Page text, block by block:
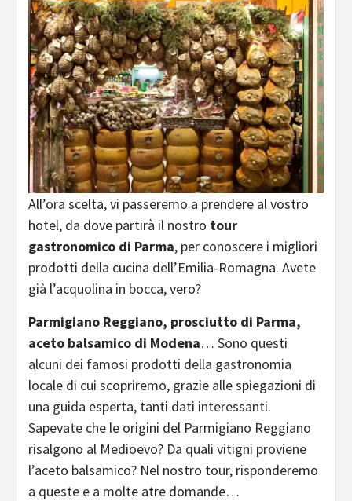
All’ora scelta, vi passeremo a prendere al vostro
hotel, da dove partirà il nostro tour
gastronomico di Parma, per conoscere i migliori
prodotti della cucina dell’Emilia-Romagna. Avete
già l’acquolina in bocca, vero?
Parmigiano Reggiano, prosciutto di Parma,
aceto balsamico di Modena… Sono questi
alcuni dei famosi prodotti della gastronomia
locale di cui scopriremo, grazie alle spiegazioni di
una guida esperta, tanti dati interessanti.
Sapevate che le origini del Parmigiano Reggiano
risalgono al Medioevo? Da quali vitigni proviene
l’aceto balsamico? Nel nostro tour, risponderemo
a queste e a molte atre domande…